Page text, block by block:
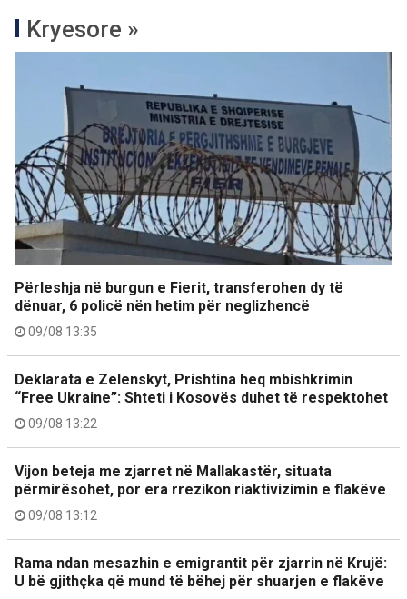
Kryesore »
Përleshja në burgun e Fierit, transferohen dy të
dënuar, 6 policë nën hetim për neglizhencë
09/08 13:35
Deklarata e Zelenskyt, Prishtina heq mbishkrimin
“Free Ukraine”: Shteti i Kosovës duhet të respektohet
09/08 13:22
Vijon beteja me zjarret në Mallakastër, situata
përmirësohet, por era rrezikon riaktivizimin e flakëve
09/08 13:12
Rama ndan mesazhin e emigrantit për zjarrin në Krujë:
U bë gjithçka që mund të bëhej për shuarjen e flakëve